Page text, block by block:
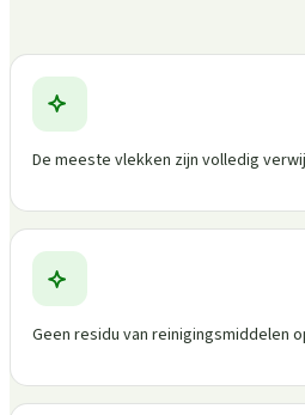
De meeste vlekken zijn volledig
Geen residu van reinigingsmiddelen